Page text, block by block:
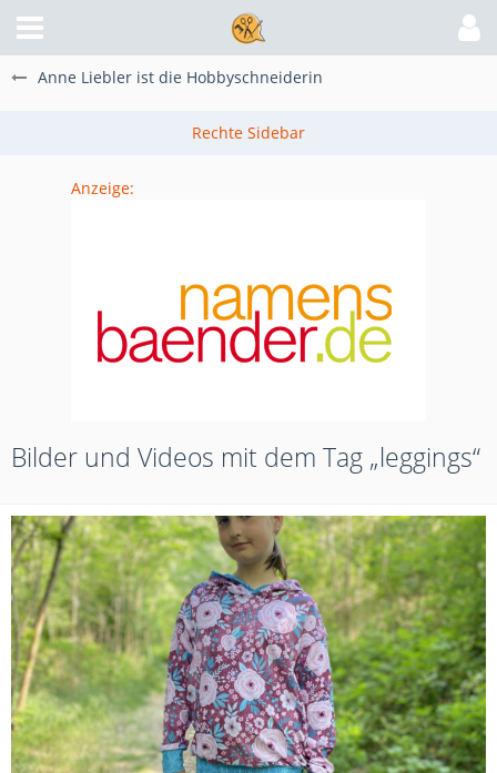
Anne Liebler ist die Hobbyschneiderin
Anzeige:
Bilder und Videos mit dem Tag „leggings“